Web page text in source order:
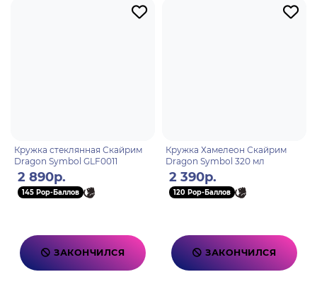
Кружка стеклянная Скайрим
Dragon Symbol GLF0011
2 890р.
145 Pop-Баллов
ЗАКОНЧИЛСЯ
Кружка Хамелеон Скайрим
Dragon Symbol 320 мл
2 390р.
120 Pop-Баллов
ЗАКОНЧИЛСЯ